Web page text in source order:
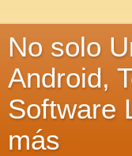
No solo
Android,
Software
más